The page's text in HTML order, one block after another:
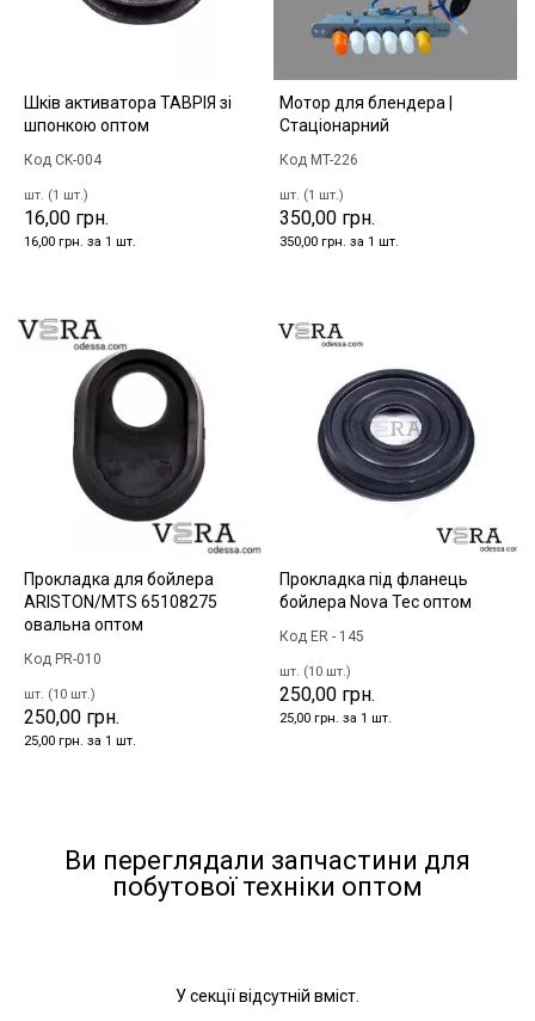
Шків активатора ТАВРІЯ зі
шпонкою оптом
Код CK-004
шт. (1 шт.)
16,00 грн.
16,00 грн. за 1 шт.
Мотор для блендера |
Стаціонарний
Код MT-226
шт. (1 шт.)
350,00 грн.
350,00 грн. за 1 шт.
Прокладка для бойлера
ARISTON/MTS 65108275
овальна оптом
Код PR-010
шт. (10 шт.)
250,00 грн.
25,00 грн. за 1 шт.
Прокладка під фланець
бойлера Nova Tec оптом
Код ER - 145
шт. (10 шт.)
250,00 грн.
25,00 грн. за 1 шт.
Ви переглядали запчастини для
побутової техніки оптом
У секції відсутній вміст.